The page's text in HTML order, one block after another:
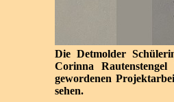
Die Detmolder
Corinna
gewordenen
sehen.